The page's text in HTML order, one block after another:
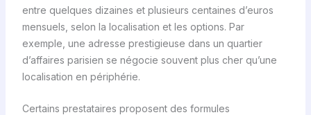
entre quelques dizaines et plusieurs centaines d’euros
mensuels, selon la localisation et les options. Par
exemple, une adresse prestigieuse dans un quartier
d’affaires parisien se négocie souvent plus cher qu’une
localisation en périphérie.
Certains prestataires proposent des formules